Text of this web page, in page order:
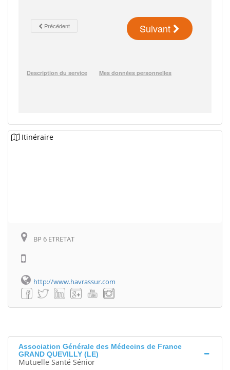
Itinéraire
BP 6 ETRETAT
http://www.havrassur.com
Association Générale des Médecins de France
GRAND QUEVILLY (LE)
Mutuelle Santé Sénior